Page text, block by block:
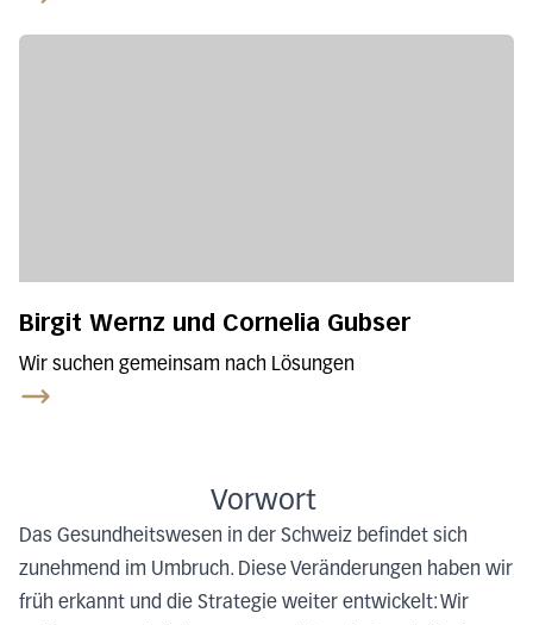
Birgit Wernz und Cornelia Gubser
Wir suchen gemeinsam nach Lösungen
Vorwort
Das Gesundheitswesen in der Schweiz befindet sich
zunehmend im Umbruch. Diese Veränderungen haben wir
früh erkannt und die Strategie weiter entwickelt: Wir